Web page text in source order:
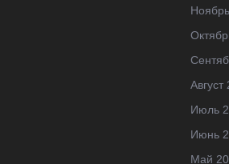
Август
Июль
Июнь
Май